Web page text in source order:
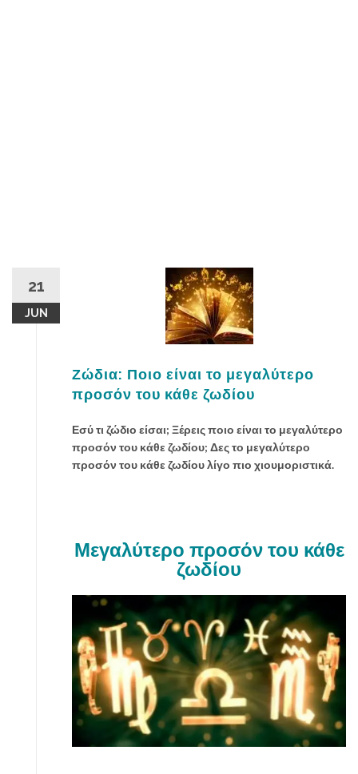
21
JUN
Ζώδια: Ποιο είναι το μεγαλύτερο
προσόν του κάθε ζωδίου
Εσύ τι ζώδιο είσαι; Ξέρεις ποιο είναι το μεγαλύτερο
προσόν του κάθε ζωδίου; Δες το μεγαλύτερο
προσόν του κάθε ζωδίου λίγο πιο χιουμοριστικά.
Μεγαλύτερο προσόν του κάθε
ζωδίου